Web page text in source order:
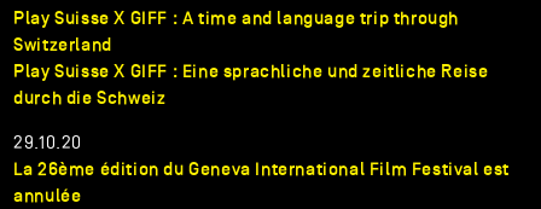
Play Suisse X GIFF : A time and language trip through
Switzerland
Play Suisse X GIFF : Eine sprachliche und zeitliche Reise
durch die Schweiz
29.10.20
La 26ème édition du Geneva International Film Festival est
annulée